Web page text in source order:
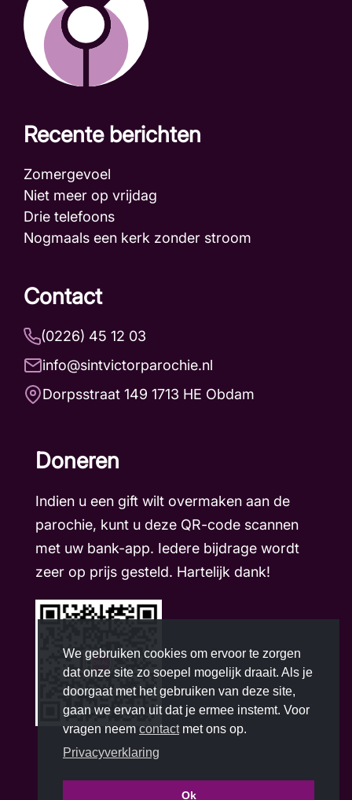
Recente berichten
Zomergevoel
Niet meer op vrijdag
Drie telefoons
Nogmaals een kerk zonder stroom
Contact
(0226) 45 12 03
info@sintvictorparochie.nl
Dorpsstraat 149 1713 HE Obdam
Doneren
Indien u een gift wilt overmaken aan de
parochie, kunt u deze QR-code scannen
met uw bank-app. Iedere bijdrage wordt
zeer op prijs gesteld. Hartelijk dank!
We gebruiken cookies om ervoor te zorgen
dat onze site zo soepel mogelijk draait. Als je
doorgaat met het gebruiken van deze site,
gaan we ervan uit dat je ermee instemt. Voor
vragen neem contactmet ons op.
Privacyverklaring
Ok